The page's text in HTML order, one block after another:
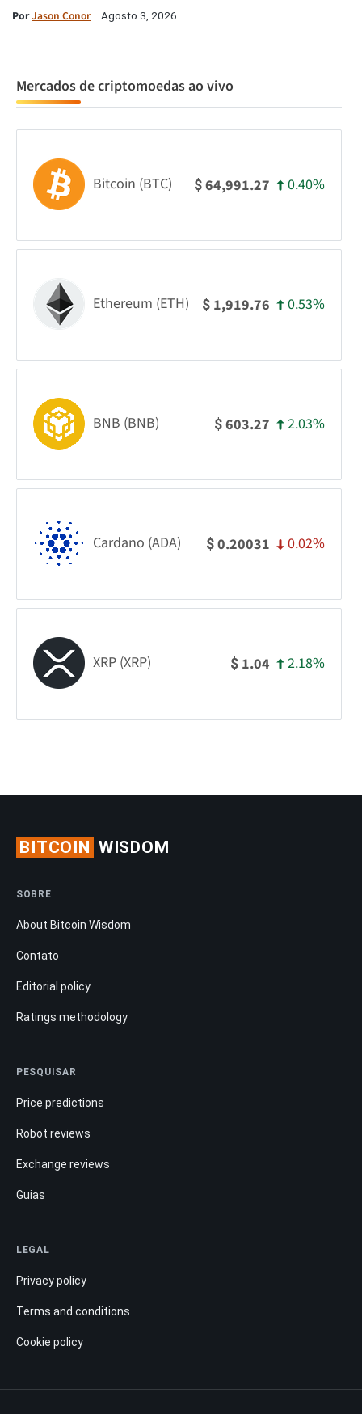
PorJason Conor Agosto 3, 2026
Mercados de criptomoedas ao vivo
Bitcoin (BTC) $64,991.27 0.40%
Ethereum (ETH) $ 1,919.76 0.53%
BNB (BNB) $603.27 2.03%
Cardano (ADA) $0.20031 0.02%
XRP (XRP) $ 1.04 2.18%
BITCOIN WISDOM
SOBRE
About Bitcoin Wisdom
Contato
Editorial policy
Ratings methodology
PESQUISAR
Price predictions
Robot reviews
Exchange reviews
Guias
LEGAL
Privacy policy
Terms and conditions
Cookie policy